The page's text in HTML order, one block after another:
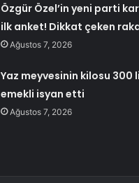
Özgür Özel’in yeni parti
ilk anket! Dikkat çeken
Ağustos 7, 2026
Yaz meyvesinin kilosu 300
emekli isyan etti
Ağustos 7, 2026